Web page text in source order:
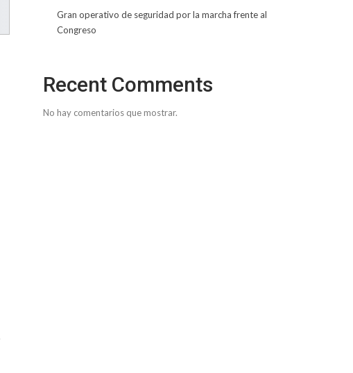
Gran operativo de seguridad por la marcha frente al
Congreso
Recent Comments
No hay comentarios que mostrar.